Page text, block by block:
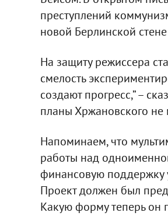
преступлений
новой Берлинской
На защиту режиссера
смелость
создают прогресс,” –
планы Хржановского не
Напоминаем, что
работы над
финансовую поддержку
Проект должен был
Какую форму теперь он